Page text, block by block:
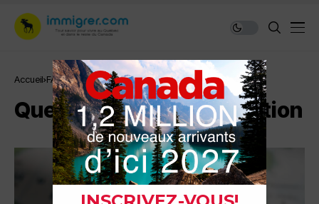
Accueil FAQ Questionnement, hésitation
Questionnement, hésitation